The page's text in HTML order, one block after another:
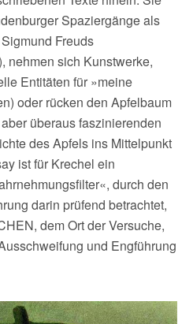
Spaziergänge als
Freuds
nehmen sich Kunstwerke,
Entitäten für »meine
oder rücken den Apfelbaum
überaus faszinierenden
des Apfels ins Mittelpunkt
ist für Krechel ein
durch den
darin prüfend betrachtet,
dem Ort der Versuche,
und Engführung